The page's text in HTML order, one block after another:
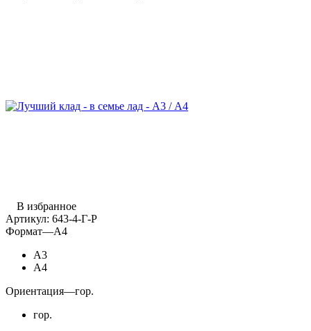
В избранное
Артикул: 643-4-Г-Р
Формат—А4
А3
А4
Ориентация—гор.
гор.